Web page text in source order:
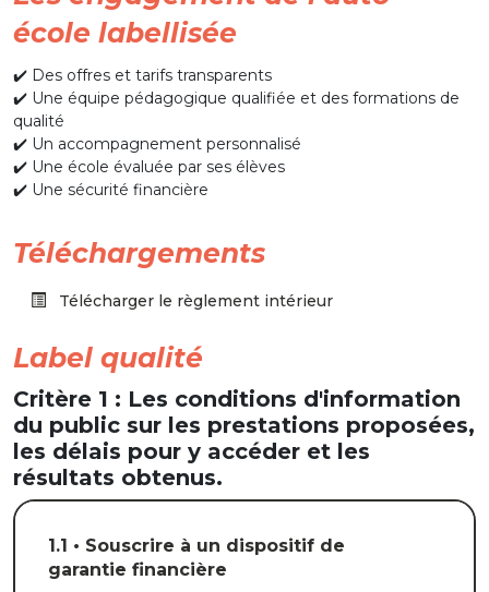
école labellisée
✔️ Des offres et tarifs transparents
✔️ Une équipe pédagogique qualifiée et des formations de
qualité
✔️ Un accompagnement personnalisé
✔️ Une école évaluée par ses élèves
✔️ Une sécurité financière
Téléchargements
Télécharger le règlement intérieur
Label qualité
Critère 1 : Les conditions d'information
du public sur les prestations proposées,
les délais pour y accéder et les
résultats obtenus.
1.1 • Souscrire à un dispositif de
garantie financière